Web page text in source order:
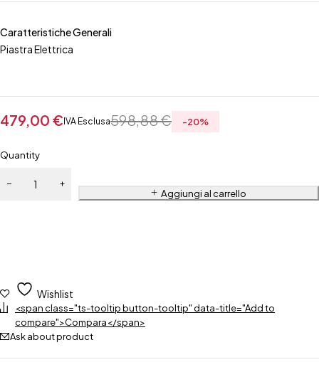
Caratteristiche Generali
Piastra Elettrica
598,88€
479,00 €IVA Esclusa -20%
Quantity
Aggiungi al carrello
Wishlist
<span class="ts-tooltip button-tooltip" data-title="Add to
compare">Compara</span>
Ask about product